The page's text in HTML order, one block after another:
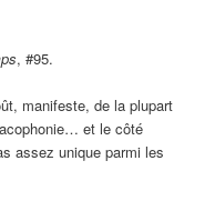
, #95.
manifeste, de la plupart
et le côté
assez unique parmi les